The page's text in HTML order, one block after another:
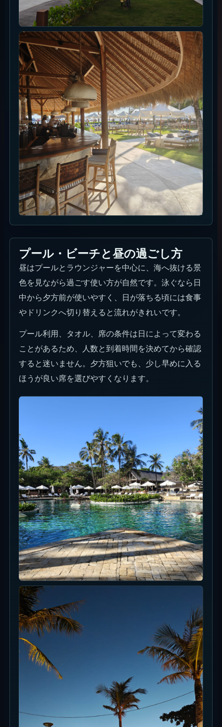
プール・ビーチと昼の過ごし方
昼はプールとラウンジャーを中心に、海へ抜ける景
色を見ながら過ごす使い方が自然です。泳ぐなら日
中から夕方前が使いやすく、日が落ちる頃には食事
やドリンクへ切り替えると流れがきれいです。
プール利用、タオル、席の条件は日によって変わる
ことがあるため、人数と到着時間を決めてから確認
すると迷いません。夕方狙いでも、少し早めに入る
ほうが良い席を選びやすくなります。